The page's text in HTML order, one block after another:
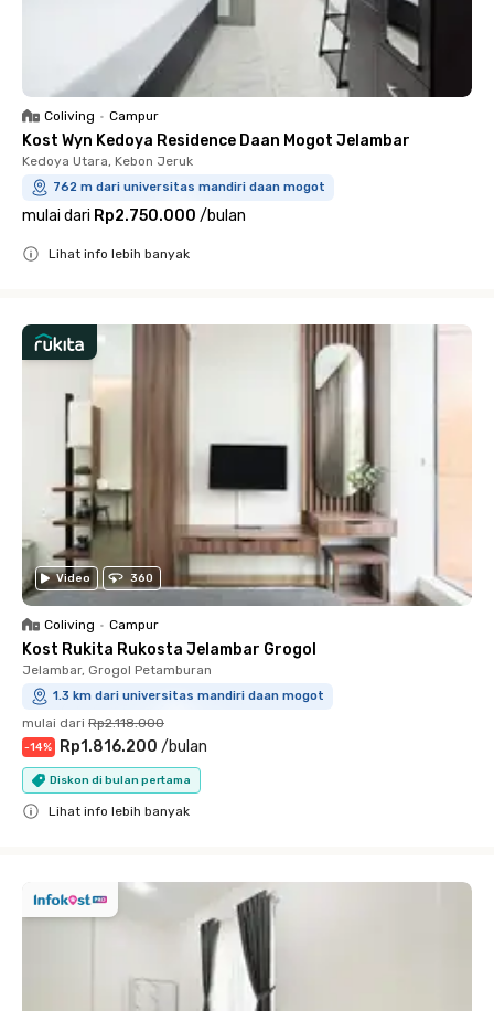
Coliving • Campur
Kost Wyn Kedoya Residence Daan Mogot Jelambar
Kedoya Utara, Kebon Jeruk
762 m dari universitas mandiri daan mogot
mulai dari Rp2.750.000 /bulan
Lihat info lebih banyak
Video 360
Coliving • Campur
Kost Rukita Rukosta Jelambar Grogol
Jelambar, Grogol Petamburan
1.3 km dari universitas mandiri daan mogot
mulai dari Rp2.118.000
-14% Rp1.816.200 /bulan
Diskon di bulan pertama
Lihat info lebih banyak